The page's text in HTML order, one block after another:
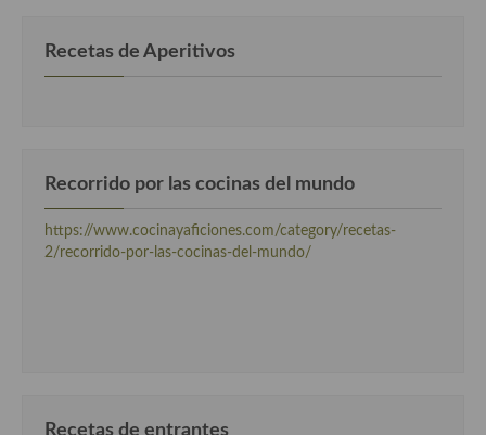
Recetas de Aperitivos
Recorrido por las cocinas del mundo
https://www.cocinayaficiones.com/category/recetas-
2/recorrido-por-las-cocinas-del-mundo/
Recetas de entrantes